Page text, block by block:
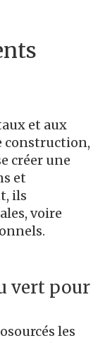
et aux
construction,
créer une
et
ils
voire
vert pour
les